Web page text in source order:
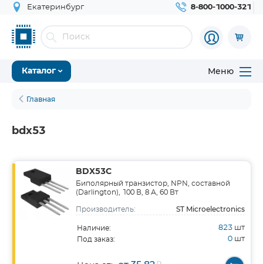
Екатеринбург 8-800-1000-321
Каталог Меню
Главная
bdx53
BDX53C
Биполярный транзистор, NPN, составной
(Darlington), 100 В, 8 А, 60 Вт
Производитель: ST Microelectronics
Наличие: 823 шт
Под заказ: 0 шт